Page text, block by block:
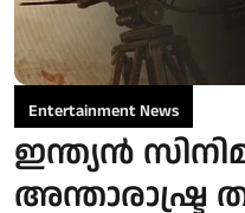
Entertainment News
ഇന്ത്യൻ
അന്താരാഷ്ട്ര